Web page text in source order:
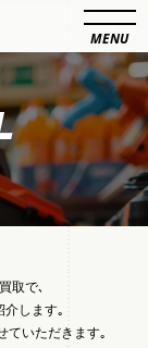
取で､
します｡
ていただきます｡